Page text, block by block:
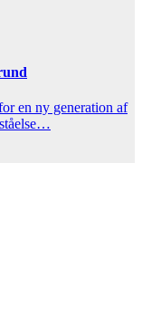
en ny generation af